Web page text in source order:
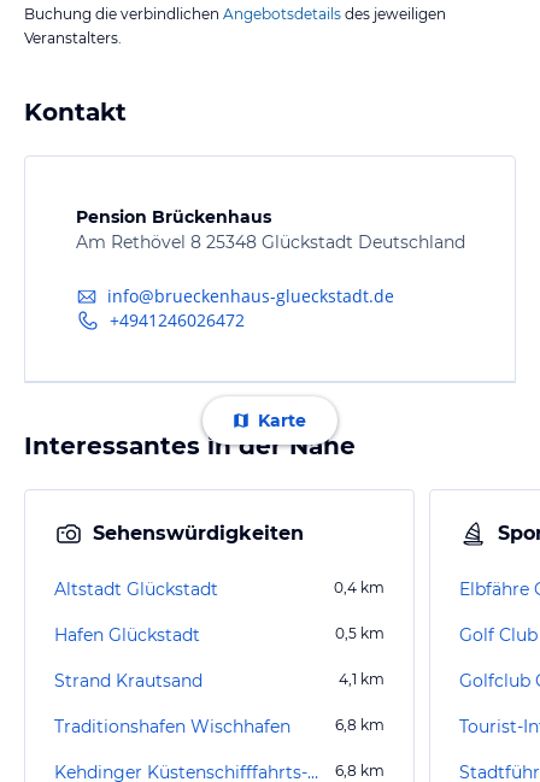
Buchung die verbindlichen Angebotsdetails des jeweiligen
Veranstalters.
Kontakt
Pension Brückenhaus
Am Rethövel 8 25348 Glückstadt Deutschland
info@brueckenhaus-glueckstadt.de
+4941246026472
Karte
Interessantes in der Nähe
Sehenswürdigkeiten
Altstadt Glückstadt 0,4 km
Hafen Glückstadt 0,5 km
Strand Krautsand 4,1 km
Traditionshafen Wischhafen 6,8 km
Kehdinger Küstenschifffahrts-Museum 6,8 km
Elbfähre
Golfclub
Tourist-